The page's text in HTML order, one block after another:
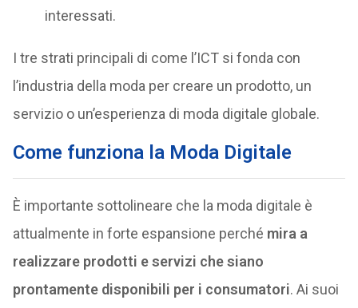
interessati.
I tre strati principali di come l’ICT si fonda con
l’industria della moda per creare un prodotto, un
servizio o un’esperienza di moda digitale globale.
Come funziona la Moda Digitale
È importante sottolineare che la moda digitale è
attualmente in forte espansione perché mira a
realizzare prodotti e servizi che siano
prontamente disponibili per i consumatori. Ai suoi